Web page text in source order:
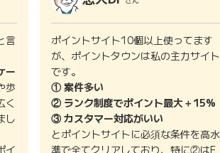
言
ー
歩
く
し
イ
ポイントサイト10個以上使ってます
が、ポイントタウンは私の主力サイト
です。
① 案件多い
② ランク制度でポイント最大＋15%
③ カスタマー対応がいい
とポイントサイトに必須な条件を高水
準で全てクリアしており、特に②はE